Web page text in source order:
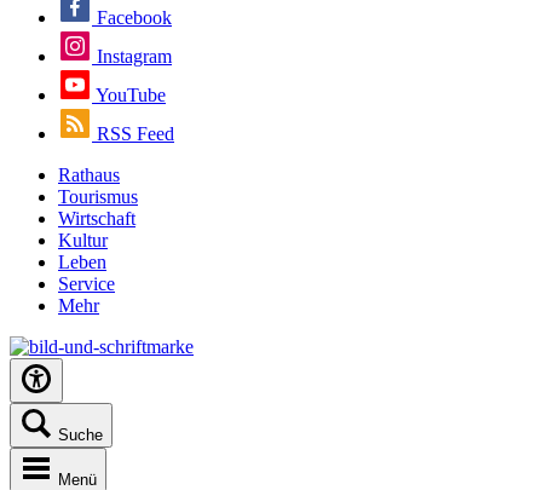
Facebook
Instagram
YouTube
RSS Feed
Rathaus
Tourismus
Wirtschaft
Kultur
Leben
Service
Mehr
Suche
Menü